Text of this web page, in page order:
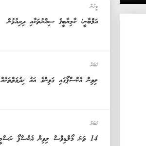
މީހުން
އަމްބާނީ: ކާމިޔާބީގެ ސިއްރުތަކާއި ދިރިއުޅުން
ޚަބަރު
ލިވިން އެކްސްޕޯގައި ގަވިންގެ އައު ޚިދުމަތްތަކެއް
ޚަބަރު
14 ވަނަ މޯލްޑިވްސް ލިވިން އެކްސްޕޯ ރަސްމީކޮށް ހުޅުވައިފި